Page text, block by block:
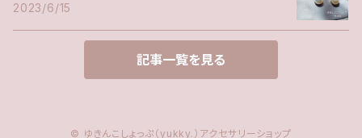
2023/6/15
記事一覧を見る
© ゆきんこしょっぷ（yukky.）アクセサリーショップ